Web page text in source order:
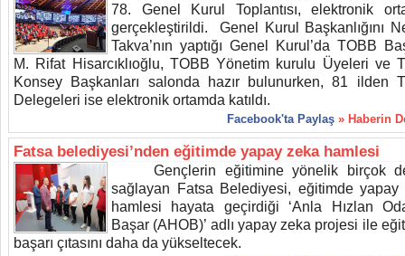
78. Genel Kurul Toplantısı, elektronik
gerçekleştirildi. Genel Kurul Başkanlığını
Takva’nın yaptığı Genel Kurul’da TOBB
M. Rifat Hisarcıklıoğlu, TOBB Yönetim kurulu Üyeleri ve
Konsey Başkanları salonda hazır bulunurken, 81 ilden
Delegeleri ise elektronik ortamda katıldı.
Facebook'ta Paylaş » Haberin
Fatsa belediyesi’nden eğitimde yapay zeka hamlesi
Gençlerin eğitimine yönelik birçok
sağlayan Fatsa Belediyesi, eğitimde yapay
hamlesi hayata geçirdiği ‘Anla Hızlan
Başar (AHOB)’ adlı yapay zeka projesi ile
başarı çıtasını daha da yükseltecek.